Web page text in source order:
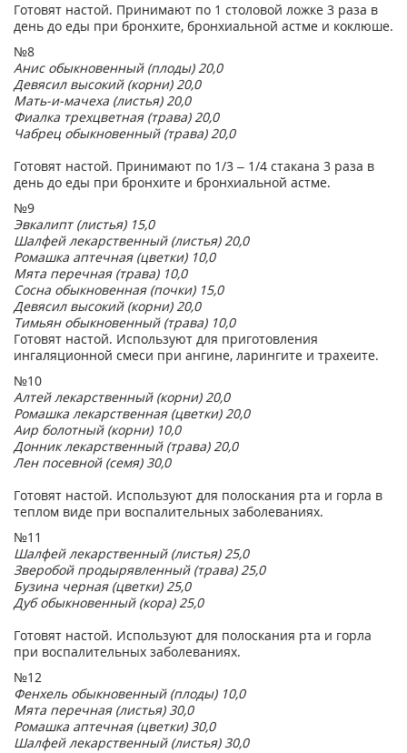
Готовят настой. Принимают по 1 столовой ложке 3 раза в
день до еды при бронхите, бронхиальной астме и коклюше.
№8
Анис обыкновенный (плоды) 20,0
Девясил высокий (корни) 20,0
Мать-и-мачеха (листья) 20,0
Фиалка трехцветная (трава) 20,0
Чабрец обыкновенный (трава) 20,0
Готовят настой. Принимают по 1/3 – 1/4 стакана 3 раза в
день до еды при бронхите и бронхиальной астме.
№9
Эвкалипт (листья) 15,0
Шалфей лекарственный (листья) 20,0
Ромашка аптечная (цветки) 10,0
Мята перечная (трава) 10,0
Сосна обыкновенная (почки) 15,0
Девясил высокий (корни) 20,0
Тимьян обыкновенный (трава) 10,0
Готовят настой. Используют для приготовления
ингаляционной смеси при ангине, ларингите и трахеите.
№10
Алтей лекарственный (корни) 20,0
Ромашка лекарственная (цветки) 20,0
Аир болотный (корни) 10,0
Донник лекарственный (трава) 20,0
Лен посевной (семя) 30,0
Готовят настой. Используют для полоскания рта и горла в
теплом виде при воспалительных заболеваниях.
№11
Шалфей лекарственный (листья) 25,0
Зверобой продырявленный (трава) 25,0
Бузина черная (цветки) 25,0
Дуб обыкновенный (кора) 25,0
Готовят настой. Используют для полоскания рта и горла
при воспалительных заболеваниях.
№12
Фенхель обыкновенный (плоды) 10,0
Мята перечная (листья) 30,0
Ромашка аптечная (цветки) 30,0
Шалфей лекарственный (листья) 30,0